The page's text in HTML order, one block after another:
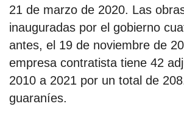
21 de marzo de 2020. Las
inauguradas por el gobierno
antes, el 19 de noviembre de
empresa contratista tiene 42
2010 a 2021 por un total de
guaraníes.